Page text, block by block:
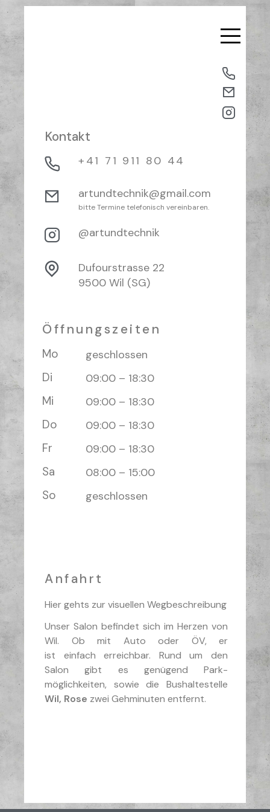
Kontakt
+41 71 911 80 44
artundtechnik@gmail.com
bitte Termine telefonisch vereinbaren.
@artundtechnik
Dufourstrasse 22
9500 Wil (SG)
Öffnungszeiten
Mo
Di
Mi
Do
Fr
Sa
So
geschlossen
09:00 – 18:30
09:00 – 18:30
09:00 – 18:30
09:00 – 18:30
08:00 – 15:00
geschlossen
Anfahrt
Hier gehts zur visuellen Wegbeschreibung
Unser Salon befindet sich im Herzen von
Wil. Ob mit Auto oder ÖV, er
ist einfach erreichbar. Rund um den
Salon gibt es genügend Park-
möglichkeiten, sowie die Bushaltestelle
Wil, Rose zwei Gehminuten entfernt.